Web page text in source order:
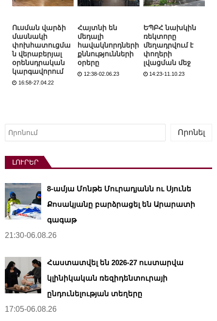
Ուսման վարձի
մասնակի
փոխհատուցմա
ն վերաբերյալ
օրենսդրական
կարգավորում
16:58-27.04.22
Հայտնի են
մեդալի
հավակնորդների
քննությունների
օրերը
12:38-02.06.23
ԵՊԲՀ նախկին
ռեկտորը
մեղադրվում է
փողերի
լվացման մեջ
14:23-11.10.23
Որոնել
Որոնել
ԼՈՒՐԵՐ
8-ամյա Մոնթե Մուրադյանն ու Սյունե
Քոսակյանը բարձրացել են Արարատի
գագաթ
21:30-06.08.26
Հաստատվել են 2026-27 ուստարվա
կլինիկական ռեզիդենտուրայի
ընդունելության տեղերը
17:05-06.08.26